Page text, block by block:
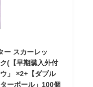
ー スカーレッ
(【早期購入外付
」 ×2+【ダブル
ーボール」100個